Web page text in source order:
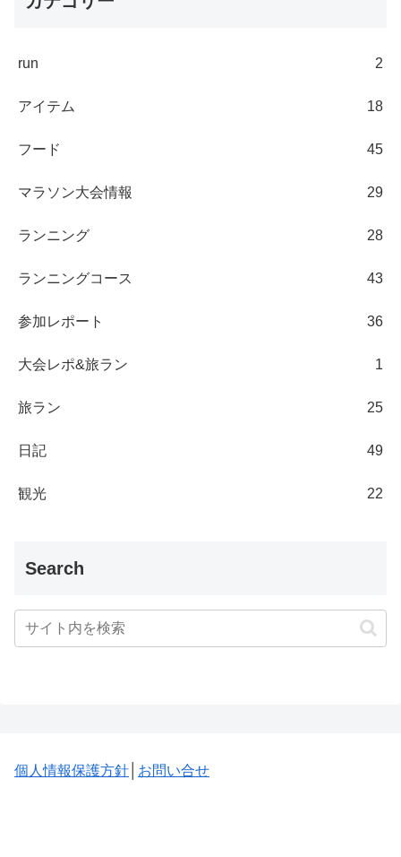
run 2
アイテム 18
フード 45
マラソン大会情報 29
ランニング 28
ランニングコース 43
参加レポート 36
大会レポ&旅ラン 1
旅ラン 25
日記 49
観光 22
Search
個人情報保護方針 お問い合せ